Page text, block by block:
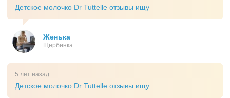
Детское молочко Dr Tuttelle отзывы ищу
Женька
Щербинка
5 лет назад
Детское молочко Dr Tuttelle отзывы ищу